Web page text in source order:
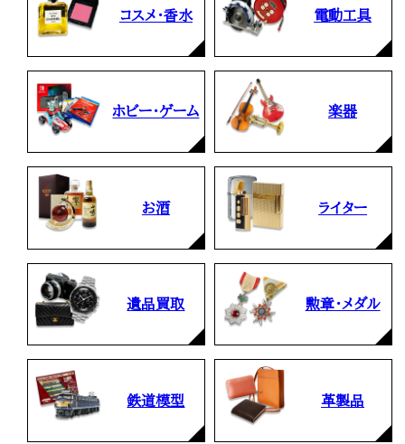
コスメ・香水 電動工具
ホビー・ゲーム 楽器
お酒 ライター
遺品買取 勲章・メダル
鉄道模型 革製品